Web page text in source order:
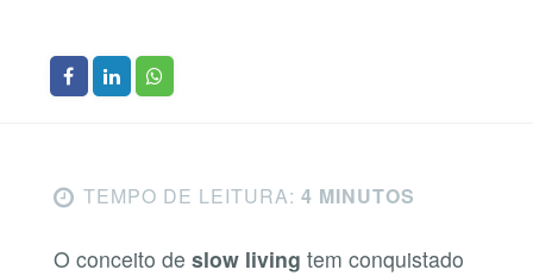
TEMPO DE LEITURA: 4 MINUTOS
O conceito de slow living tem conquistado